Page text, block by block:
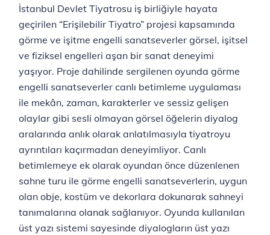
İstanbul Devlet Tiyatrosu iş birliğiyle hayata
geçirilen “Erişilebilir Tiyatro” projesi kapsamında
görme ve işitme engelli sanatseverler görsel, işitsel
ve fiziksel engelleri aşan bir sanat deneyimi
yaşıyor. Proje dahilinde sergilenen oyunda görme
engelli sanatseverler canlı betimleme uygulaması
ile mekân, zaman, karakterler ve sessiz gelişen
olaylar gibi sesli olmayan görsel öğelerin diyalog
aralarında anlık olarak anlatılmasıyla tiyatroyu
ayrıntıları kaçırmadan deneyimliyor. Canlı
betimlemeye ek olarak oyundan önce düzenlenen
sahne turu ile görme engelli sanatseverlerin, uygun
olan obje, kostüm ve dekorlara dokunarak sahneyi
tanımalarına olanak sağlanıyor. Oyunda kullanılan
üst yazı sistemi sayesinde diyalogların üst yazı